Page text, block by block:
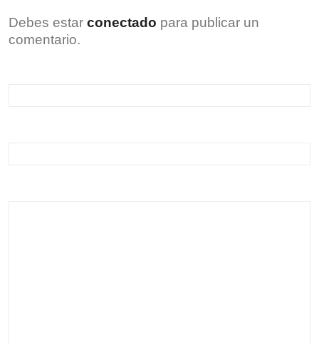
Debes estar conectado para publicar un
comentario.